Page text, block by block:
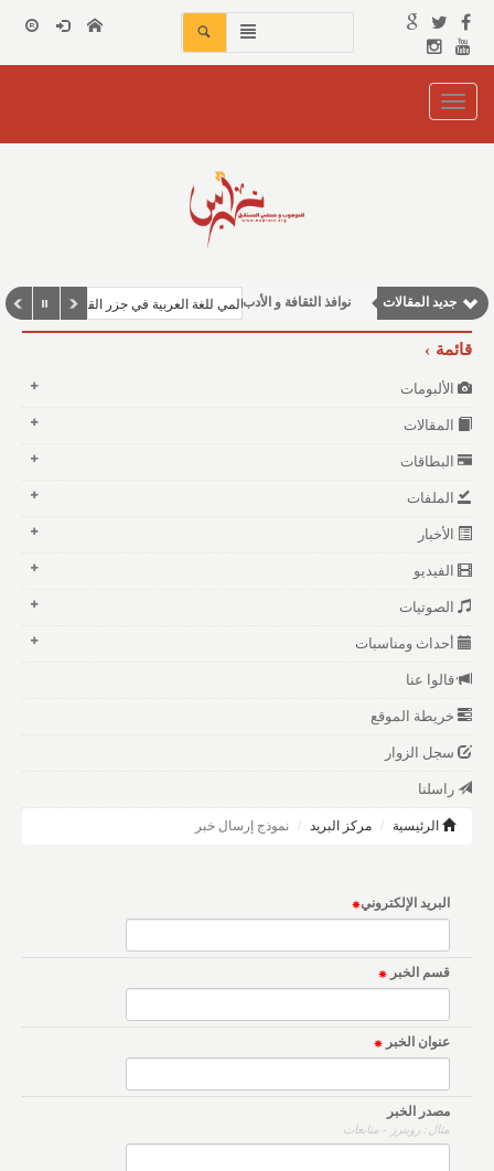
Toggle
navigation
جديد المقالات
مقالات اجتماعية
نوافذ الثقافة و الأدب
مقالات إقتصادية
الاحتفال باليوم العالمي للغة العربية في جزر القمر
قائمة
الألبومات
المقالات
البطاقات
الملفات
الأخبار
الفيديو
الصوتيات
أحداث ومناسبات
قالوا عنا
خريطة الموقع
سجل الزوار
راسلنا
الرئيسية مركز البريد نموذج إرسال خبر
البريد الإلكتروني
قسم الخبر
عنوان الخبر
مصدر الخبر
مثال: رويترز - متابعات